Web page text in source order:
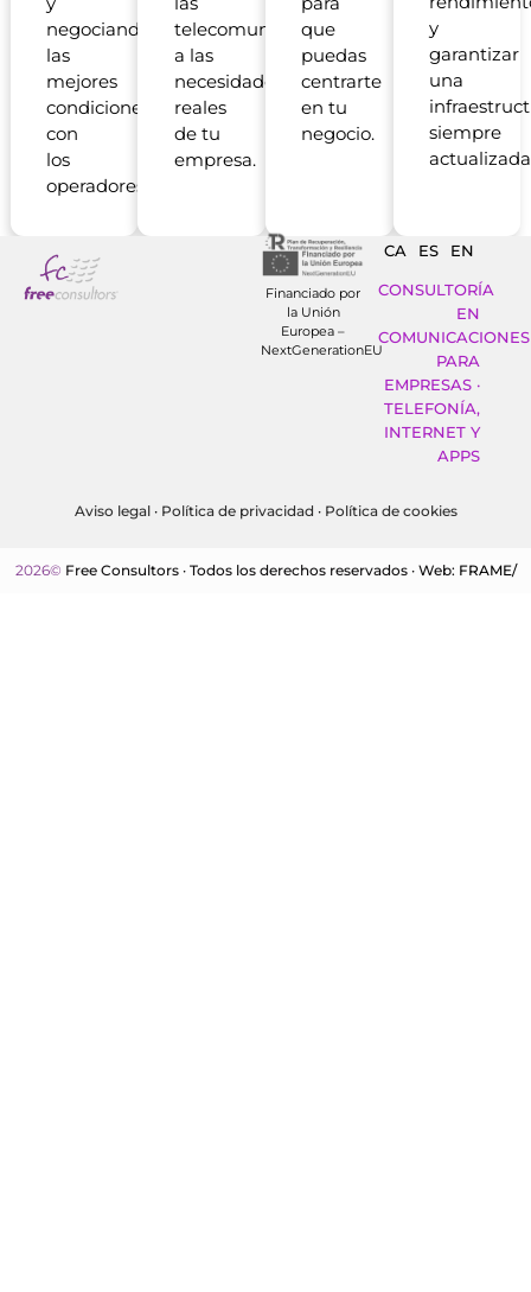
negociando
las
mejores
condiciones
con
los
operadores.
telecomunicaciones
a las
necesidades
reales
de tu
empresa.
que
puedas
centrarte
en tu
negocio.
y
garantizar
una
siempre
Financiado por
la Unión
Europea –
NextGenerationEU
CA ES EN
CONSULTORÍA
EN
COMUNICACIONES
PARA
EMPRESAS ·
TELEFONÍA,
INTERNET Y
APPS
Aviso legal· Política de privacidad · Política de cookies
2026© Free Consultors · Todos los derechos reservados · Web: FRAME/